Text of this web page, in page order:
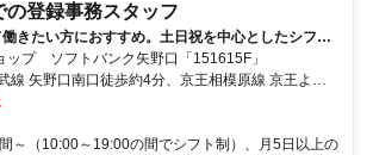
の登録事務スタッフ
きたい方におすすめ。土日祝を中心としたシフト
イフスタイルに合わせて勤務でき、収入アップも
ップ ソフトバンク矢野口「151615F」
線 矢野口南口徒歩約4分、京王相模原線 京王よみ
11分、京王相模原線 京王稲田堤南口徒歩約17分
～（10:00～19:00の間でシフト制）、月5日以上の